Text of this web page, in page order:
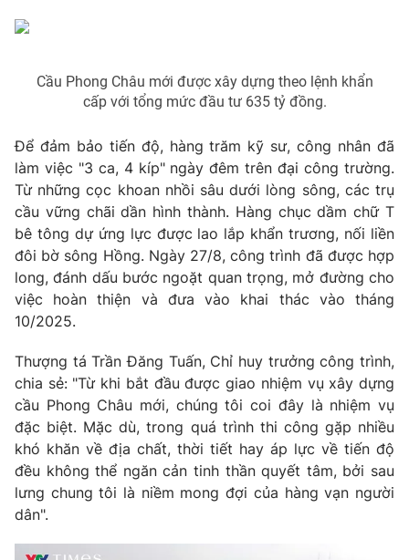
VTV Money
VTV Sức khoẻ Bất động sản
Thị trường 24h Tấm lòng Việt
VTV4 Vươn mình bằng AI
VTV9 VTV8
Liên hệ tòa soạn English
THỜI BÁO VTV
Theo dõi báo trên
Cơ quan báo chí:
Cầu Phong Châu mới được xây dựng theo lệnh khẩn
cấp với tổng mức đầu tư 635 tỷ đồng.
Để đảm bảo tiến độ, hàng trăm kỹ sư, công nhân đã
làm việc "3 ca, 4 kíp" ngày đêm trên đại công trường.
Từ những cọc khoan nhồi sâu dưới lòng sông, các trụ
cầu vững chãi dần hình thành. Hàng chục dầm chữ T
bê tông dự ứng lực được lao lắp khẩn trương, nối liền
đôi bờ sông Hồng. Ngày 27/8, công trình đã được hợp
long, đánh dấu bước ngoặt quan trọng, mở đường cho
việc hoàn thiện và đưa vào khai thác vào tháng
10/2025.
Thượng tá Trần Đăng Tuấn, Chỉ huy trưởng công trình,
chia sẻ: "Từ khi bắt đầu được giao nhiệm vụ xây dựng
cầu Phong Châu mới, chúng tôi coi đây là nhiệm vụ
đặc biệt. Mặc dù, trong quá trình thi công gặp nhiều
khó khăn về địa chất, thời tiết hay áp lực về tiến độ
đều không thể ngăn cản tinh thần quyết tâm, bởi sau
lưng chung tôi là niềm mong đợi của hàng vạn người
dân".